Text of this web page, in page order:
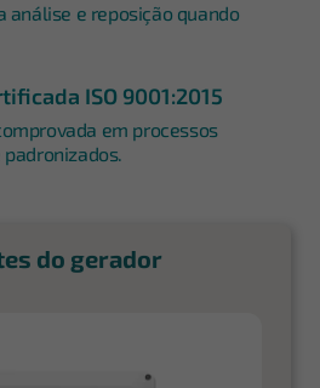
análise e reposição quando
ISO 9001:2015
em processos
do gerador